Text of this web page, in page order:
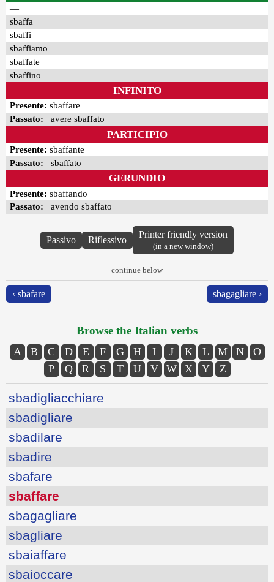
—
sbaffa
sbaffi
sbaffiamo
sbaffate
sbaffino
INFINITO
Presente: sbaffare
Passato: avere sbaffato
PARTICIPIO
Presente: sbaffante
Passato: sbaffato
GERUNDIO
Presente: sbaffando
Passato: avendo sbaffato
Passivo Riflessivo
Printer friendly version
(in a new window)
continue below
‹ sbafare sbagagliare ›
Browse the Italian verbs
A B C D E F G H I J K L M N
O
P
Q R S T U V W X Y Z
sbadigliacchiare
sbadigliare
sbadilare
sbadire
sbafare
sbaffare
sbagagliare
sbagliare
sbaiaffare
sbaioccare